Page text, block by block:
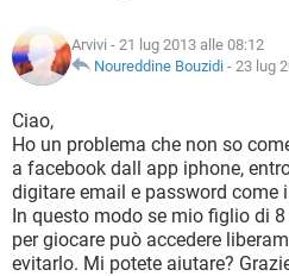
HARDWARE
TIKTOK
iOS
INSTAGRAM
TIKTOK
HARDWARE
INTRATTENIMENTO
INSTAGRAM
TIKTOK
HARDWARE
GLOSSARIO
COVID-19
INTRATTENIMENTO
iOS
INSTAGRAM
TIKTOK
Arvivi - 21 lug 2013 alle 08:12
Noureddine Bouzidi - 23 lug
Ciao,
Ho un problema che non so
a facebook dall app iphone,
digitare email e password come
In questo modo se mio figlio di
per giocare può accedere
evitarlo. Mi potete aiutare?